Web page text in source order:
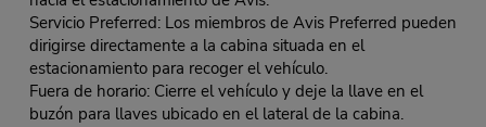
Servicio Preferred: Los miembros de Avis Preferred pueden
dirigirse directamente a la cabina situada en el
estacionamiento para recoger el vehículo.
Fuera de horario: Cierre el vehículo y deje la llave en el
buzón para llaves ubicado en el lateral de la cabina.